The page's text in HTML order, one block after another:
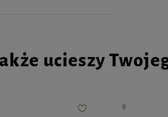
ucieszy